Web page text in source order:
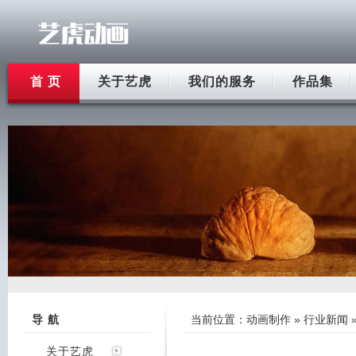
首 页 关于艺虎 我们的服务 作品集
导 航
关于艺虎
当前位置： 动画制作 » 行业新闻